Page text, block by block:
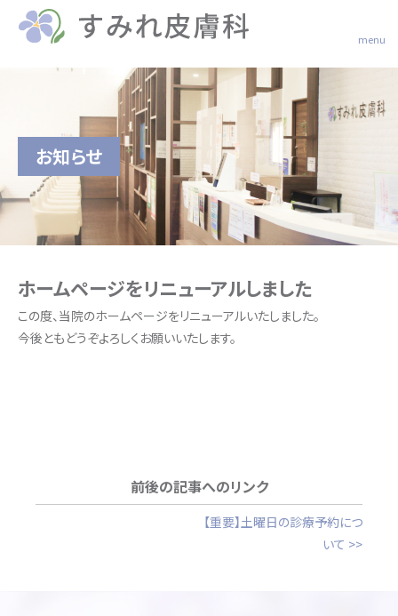
お知らせ
ホームページをリニューアルしました
この度、当院のホームページをリニューアルいたしました。
今後ともどうぞよろしくお願いいたします。
前後の記事へのリンク
【重要】土曜日の診療予約につ
いて >>
menu